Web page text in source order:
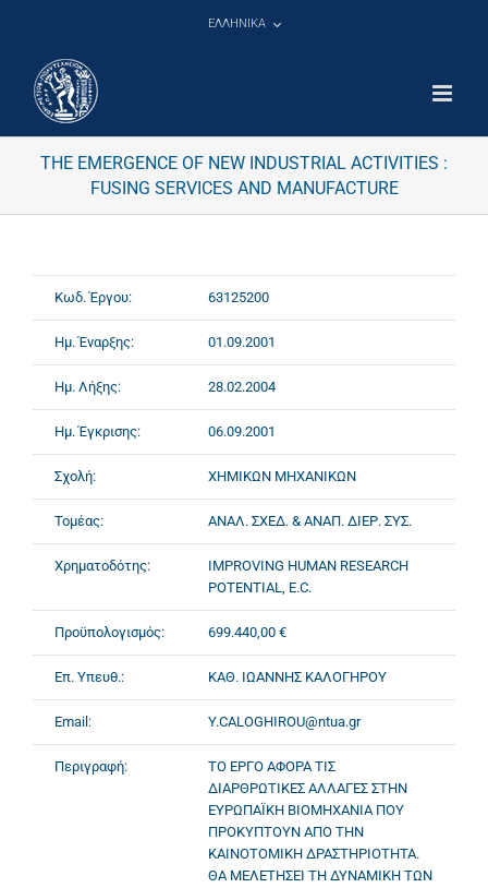
ΕΛΛΗΝΙΚΑ
THE EMERGENCE OF NEW INDUSTRIAL ACTIVITIES :
FUSING SERVICES AND MANUFACTURE
Κωδ. Έργου: 63125200
Ημ. Έναρξης: 01.09.2001
Ημ. Λήξης: 28.02.2004
Ημ. Έγκρισης: 06.09.2001
Σχολή: ΧΗΜΙΚΩΝ ΜΗΧΑΝΙΚΩΝ
Τομέας: ΑΝΑΛ. ΣΧΕΔ. & ΑΝΑΠ. ΔΙΕΡ. ΣΥΣ.
Χρηματοδότης:
IMPROVING HUMAN RESEARCH
POTENTIAL, E.C.
Προϋπολογισμός: 699.440,00 €
Επ. Υπευθ.: ΚΑΘ. ΙΩΑΝΝΗΣ ΚΑΛΟΓΗΡΟΥ
Email: Y.CALOGHIROU@ntua.gr
Περιγραφή:
ΤΟ ΕΡΓΟ ΑΦΟΡΑ ΤΙΣ
ΔΙΑΡΘΡΩΤΙΚΕΣ ΑΛΛΑΓΕΣ ΣΤΗΝ
ΕΥΡΩΠΑΪΚΗ ΒΙΟΜΗΧΑΝΙΑ ΠΟΥ
ΠΡΟΚΥΠΤΟΥΝ ΑΠΟ ΤΗΝ
ΚΑΙΝΟΤΟΜΙΚΗ ΔΡΑΣΤΗΡΙΟΤΗΤΑ.
ΘΑ ΜΕΛΕΤΗΣΕΙ ΤΗ ΔΥΝΑΜΙΚΗ ΤΩΝ